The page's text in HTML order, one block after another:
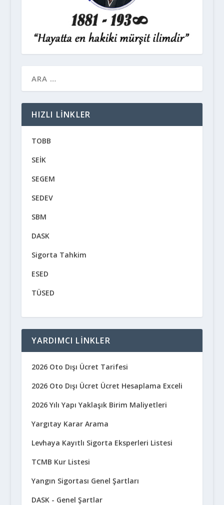
HIZLI LINKLER
TOBB
SEİK
SEGEM
SEDEV
SBM
DASK
Sigorta Tahkim
ESED
TÜSED
YARDIMCI LINKLER
2026 Oto Dışı Ücret Tarifesi
2026 Oto Dışı Ücret Ücret Hesaplama Exceli
2026 Yılı Yapı Yaklaşık Birim Maliyetleri
Yargıtay Karar Arama
Levhaya Kayıtlı Sigorta Eksperleri Listesi
TCMB Kur Listesi
Yangın Sigortası Genel Şartları
DASK - Genel Şartlar